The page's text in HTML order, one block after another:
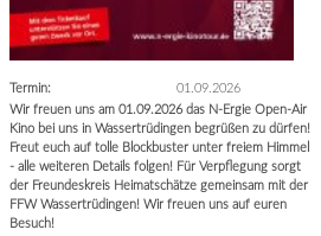
Termin:
01.09.2026
Wir freuen uns am 01.09.2026 das N-Ergie Open-Air
Kino bei uns in Wassertrüdingen begrüßen zu dürfen!
Freut euch auf tolle Blockbuster unter freiem Himmel
- alle weiteren Details folgen! Für Verpflegung sorgt
der Freundeskreis Heimatschätze gemeinsam mit der
FFW Wassertrüdingen! Wir freuen uns auf euren
Besuch!